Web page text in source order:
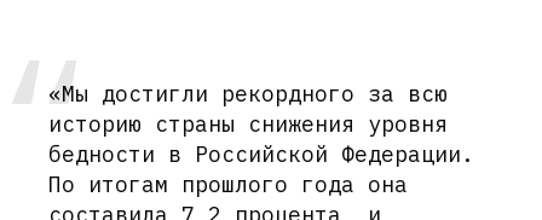
«Мы достигли рекордного за всю
историю страны снижения уровня
бедности в Российской Федерации.
По итогам прошлого года она